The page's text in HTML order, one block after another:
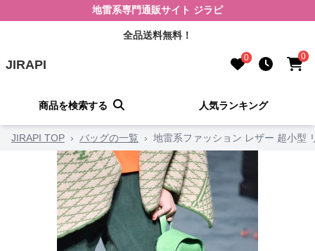
地雷系専門通販サイト ジラピ
全品送料無料！
JIRAPI 0 0
商品を検索する 人気ランキング
JIRAPI TOP › バッグの一覧 › 地雷系ファッション レザー 超小型